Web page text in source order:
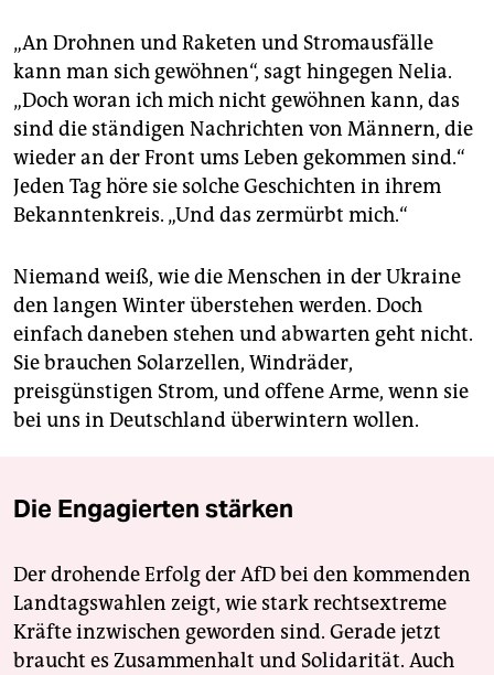
„An Drohnen und Raketen und Stromausfälle
kann man sich gewöhnen“, sagt hingegen Nelia.
„Doch woran ich mich nicht gewöhnen kann, das
sind die ständigen Nachrichten von Männern, die
wieder an der Front ums Leben gekommen sind.“
Jeden Tag höre sie solche Geschichten in ihrem
Bekanntenkreis. „Und das zermürbt mich.“
Niemand weiß, wie die Menschen in der Ukraine
den langen Winter überstehen werden. Doch
einfach daneben stehen und abwarten geht nicht.
Sie brauchen Solarzellen, Windräder,
preisgünstigen Strom, und offene Arme, wenn sie
bei uns in Deutschland überwintern wollen.
Die Engagierten stärken
Der drohende Erfolg der AfD bei den kommenden
Landtagswahlen zeigt, wie stark rechtsextreme
Kräfte inzwischen geworden sind. Gerade jetzt
braucht es Zusammenhalt und Solidarität. Auch